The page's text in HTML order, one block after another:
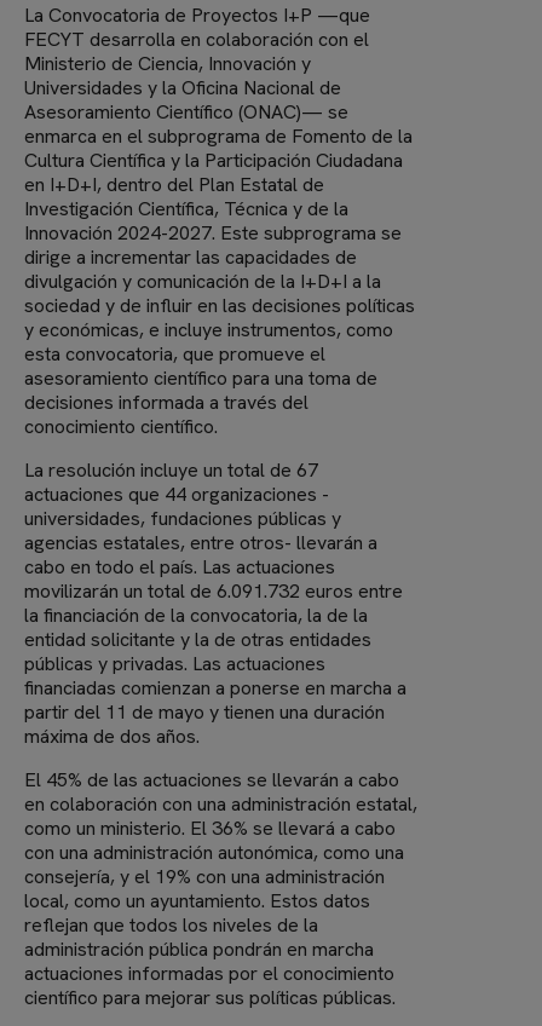
La Convocatoria de Proyectos I+P —que
FECYT desarrolla en colaboración con el
Ministerio de Ciencia, Innovación y
Universidades y la Oficina Nacional de
Asesoramiento Científico (ONAC)— se
enmarca en el subprograma de Fomento de la
Cultura Científica y la Participación Ciudadana
en I+D+I, dentro del Plan Estatal de
Investigación Científica, Técnica y de la
Innovación 2024-2027. Este subprograma se
dirige a incrementar las capacidades de
divulgación y comunicación de la I+D+I a la
sociedad y de influir en las decisiones políticas
y económicas, e incluye instrumentos, como
esta convocatoria, que promueve el
asesoramiento científico para una toma de
decisiones informada a través del
conocimiento científico.
La resolución incluye un total de 67
actuaciones que 44 organizaciones -
universidades, fundaciones públicas y
agencias estatales, entre otros- llevarán a
cabo en todo el país. Las actuaciones
movilizarán un total de 6.091.732 euros entre
la financiación de la convocatoria, la de la
entidad solicitante y la de otras entidades
públicas y privadas. Las actuaciones
financiadas comienzan a ponerse en marcha a
partir del 11 de mayo y tienen una duración
máxima de dos años.
El 45% de las actuaciones se llevarán a cabo
en colaboración con una administración estatal,
como un ministerio. El 36% se llevará a cabo
con una administración autonómica, como una
consejería, y el 19% con una administración
local, como un ayuntamiento. Estos datos
reflejan que todos los niveles de la
administración pública pondrán en marcha
actuaciones informadas por el conocimiento
científico para mejorar sus políticas públicas.